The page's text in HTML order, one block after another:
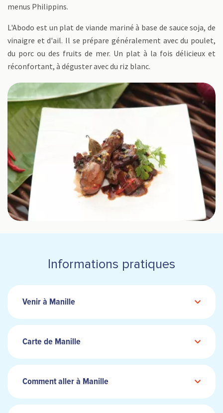
menus Philippins.
L'Abodo est un plat de viande mariné à base de sauce soja, de
vinaigre et d'ail. Il se prépare généralement avec du poulet,
du porc ou des fruits de mer. Un plat à la fois délicieux et
réconfortant, à déguster avec du riz blanc.
Informations pratiques
Venir à Manille
Carte de Manille
Comment aller à Manille